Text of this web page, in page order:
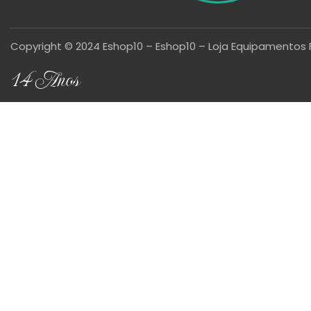
Copyright © 2024 Eshop10 – Eshop10 – Loja
14 Anos